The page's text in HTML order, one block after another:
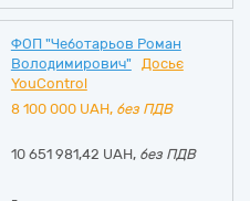
ФОП "Чеботарьов Роман
Володимирович"
Досьє
YouControl
8 100 000 UAH, без ПДВ
10 651 981,42 UAH, без ПДВ